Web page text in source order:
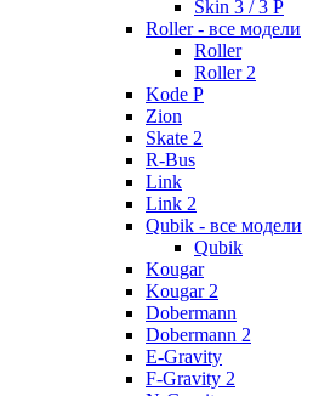
Skin 3 / 3 P
Roller - все модели
Roller
Roller 2
Kode P
Zion
Skate 2
R-Bus
Link
Link 2
Qubik - все модели
Qubik
Kougar
Kougar 2
Dobermann
Dobermann 2
E-Gravity
F-Gravity 2